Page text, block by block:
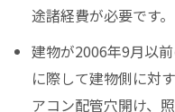
途諸経費が必要です。
建物が2006年9月以
に際して建物側に対
アコン配管穴開け、